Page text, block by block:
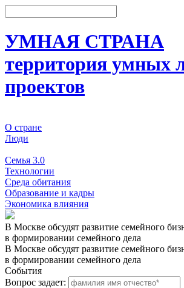
УМНАЯ СТРАНА
территория умных
проектов
О стране
Люди
Семья 3.0
Технологии
Среда обитания
Образование и кадры
Экономика влияния
В Москве обсудят развитие семейного
в формировании семейного дела
В Москве обсудят развитие семейного
в формировании семейного дела
События
Вопрос задает: